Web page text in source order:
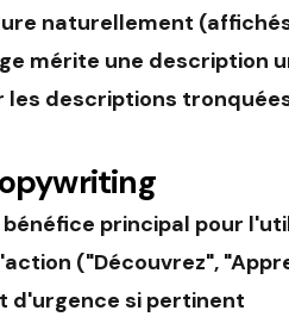
naturellement
mérite une description
les descriptions
principal pour
("Découvrez",
d'urgence si pertinent